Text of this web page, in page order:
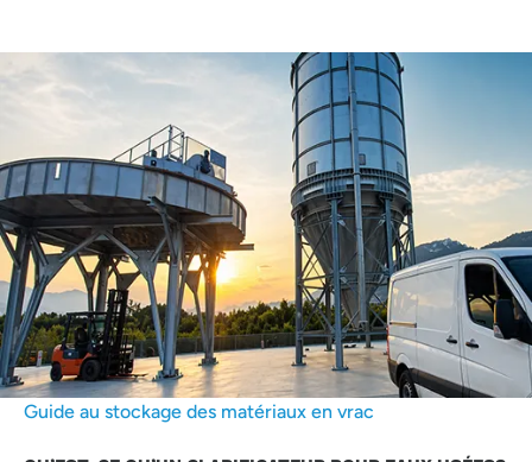
Guide au stockage des matériaux en vrac